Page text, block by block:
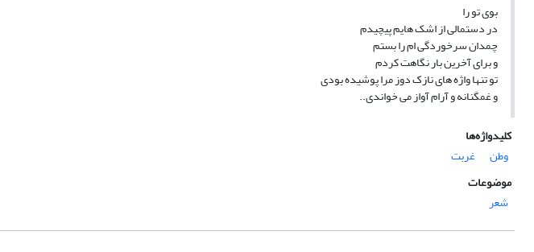
بوی تو را
در دستمالی از اشک هایم پیچیدم
چمدان سرخوردگی ام را بستم
و برای آخرین بار نگاهت کردم
تو تنها واژه های نازک دوز مرا پوشیده بودی
و غمگنانه و آرام آواز می خواندی..
کلیدواژه‌ها
وطن
غربت
موضوعات
شعر